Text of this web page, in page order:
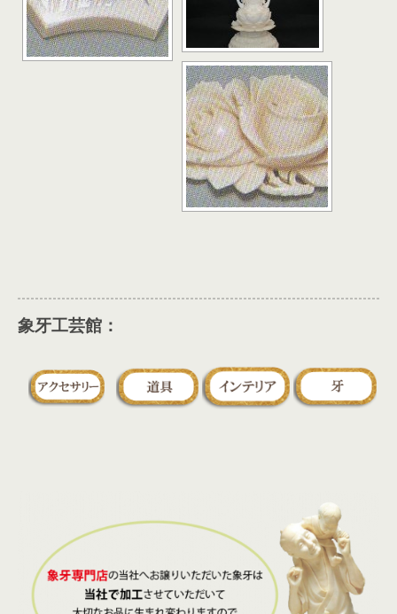
象牙工芸館：